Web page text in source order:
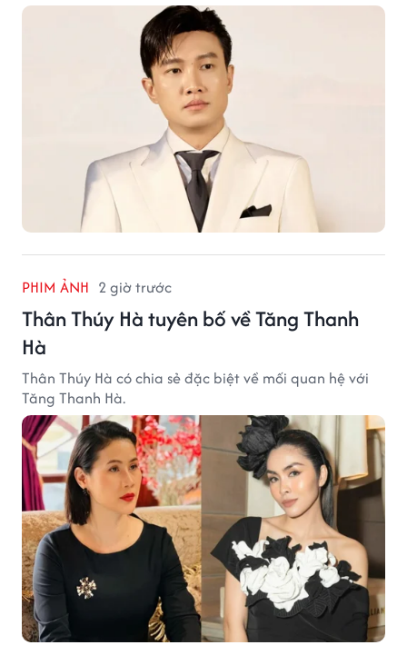
PHIM ẢNH 2 giờ trước
Thân Thúy Hà tuyên bố về Tăng Thanh
Hà
Thân Thúy Hà có chia sẻ đặc biệt về mối quan hệ với
Tăng Thanh Hà.